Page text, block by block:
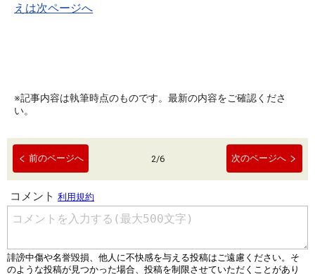
えは次ページへ
※記事内容は執筆時点のものです。最新の内容をご確認くださ
い。
前のページへ 2/6 次のページへ